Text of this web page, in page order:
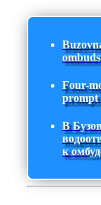
Four-
prompt
В
к